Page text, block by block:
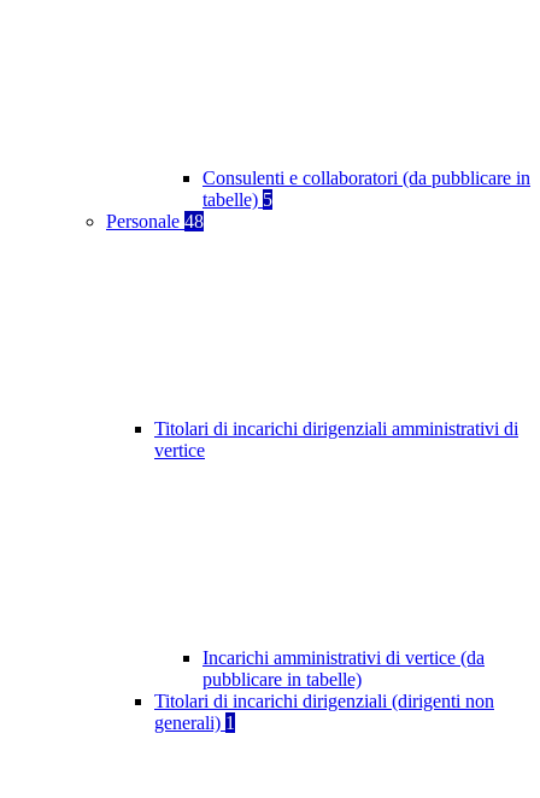
Consulenti e collaboratori (da pubblicare in
tabelle) 5
Personale 48
Titolari di incarichi dirigenziali amministrativi di
vertice
Incarichi amministrativi di vertice (da
pubblicare in tabelle)
Titolari di incarichi dirigenziali (dirigenti non
generali) 1